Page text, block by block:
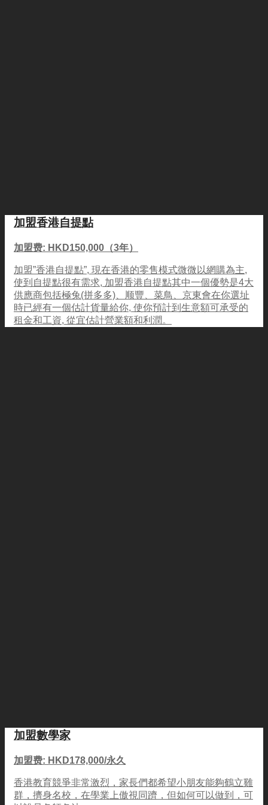
加盟香港自提點
加盟费: HKD150,000（3年）
加盟”香港自提點”, 現在香港的零售模式微微以網購為主,
使到自提點很有需求, 加盟香港自提點其中一個優勢是4大
供應商包括極兔(拼多多)、顺豐、菜鳥、京東會在你選址
時已經有一個估計貨量給你, 使你預計到生意額可承受的
租金和工資, 從宜估計營業額和利潤。
加盟數學家
加盟费: HKD178,000/永久
香港教育競爭非常激烈，家長們都希望小朋友能夠鶴立雞
群，擠身名校，在學業上傲視同躋，但如何可以做到，可